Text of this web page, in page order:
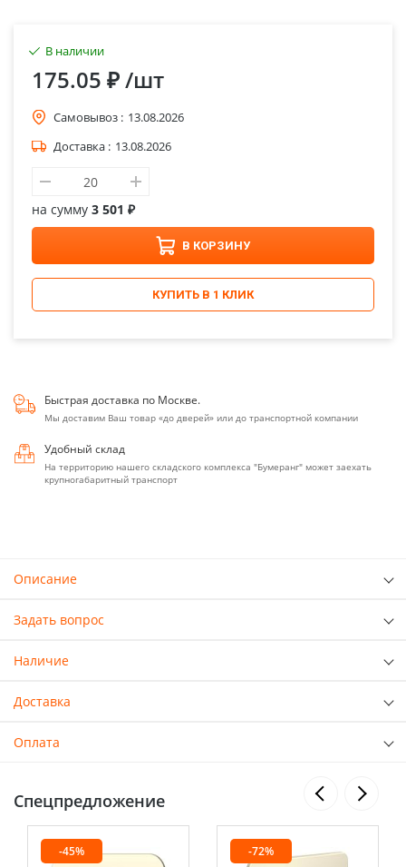
В наличии
175.05 ₽/шт
Самовывоз : 13.08.2026
Доставка : 13.08.2026
на сумму 3 501 ₽
В КОРЗИНУ
КУПИТЬ В 1 КЛИК
Быстрая доставка по Москве.
Мы доставим Ваш товар «до дверей» или до транспортной компании
Удобный склад
На территорию нашего складского комплекса "Бумеранг" может заехать
крупногабаритный транспорт
Описание
Задать вопрос
Наличие
Доставка
Оплата
Спецпредложение
-45% -72%